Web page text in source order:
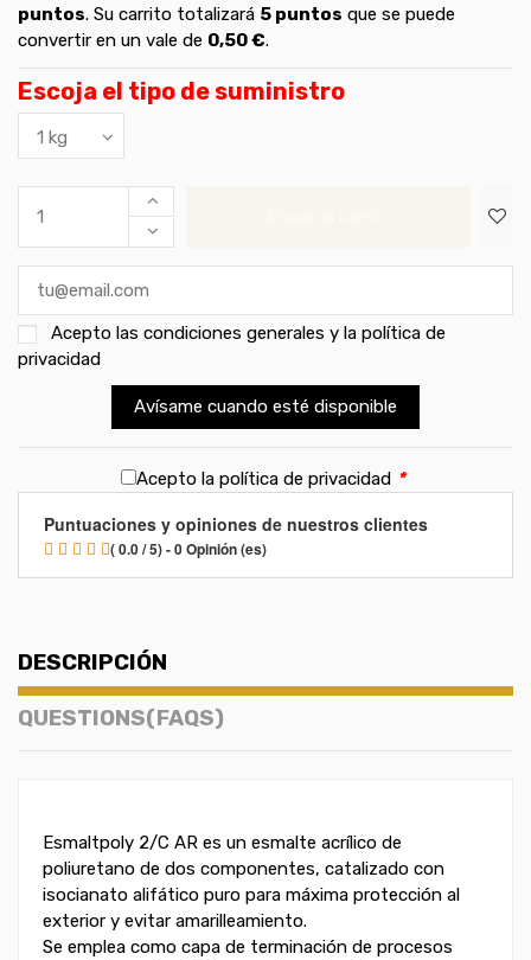
puntos. Su carrito totalizará 5 puntos que se puede
convertir en un vale de 0,50 €.
Escoja el tipo de suministro
Acepto las condiciones generales y la política de
privacidad
Avísame cuando esté disponible
Acepto la política de privacidad *
Puntuaciones y opiniones de nuestros clientes
( 0.0 / 5) - 0 Opinión (es)
DESCRIPCIÓN
QUESTIONS(FAQS)
Esmaltpoly 2/C AR es un esmalte acrílico de
poliuretano de dos componentes, catalizado con
isocianato alifático puro para máxima protección al
exterior y evitar amarilleamiento.
Se emplea como capa de terminación de procesos